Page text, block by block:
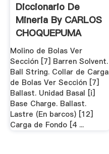
Diccionario De
Mineria By CARLOS
CHOQUEPUMA
YUCRA
Molino de Bolas Ver
Sección [7] Barren Solvent.
Ball String. Collar de Carga
de Bolas Ver Sección [7]
Ballast. Unidad Basal [i]
Base Charge. Ballast.
Lastre (En barcos) [12]
Carga de Fondo [4 ...